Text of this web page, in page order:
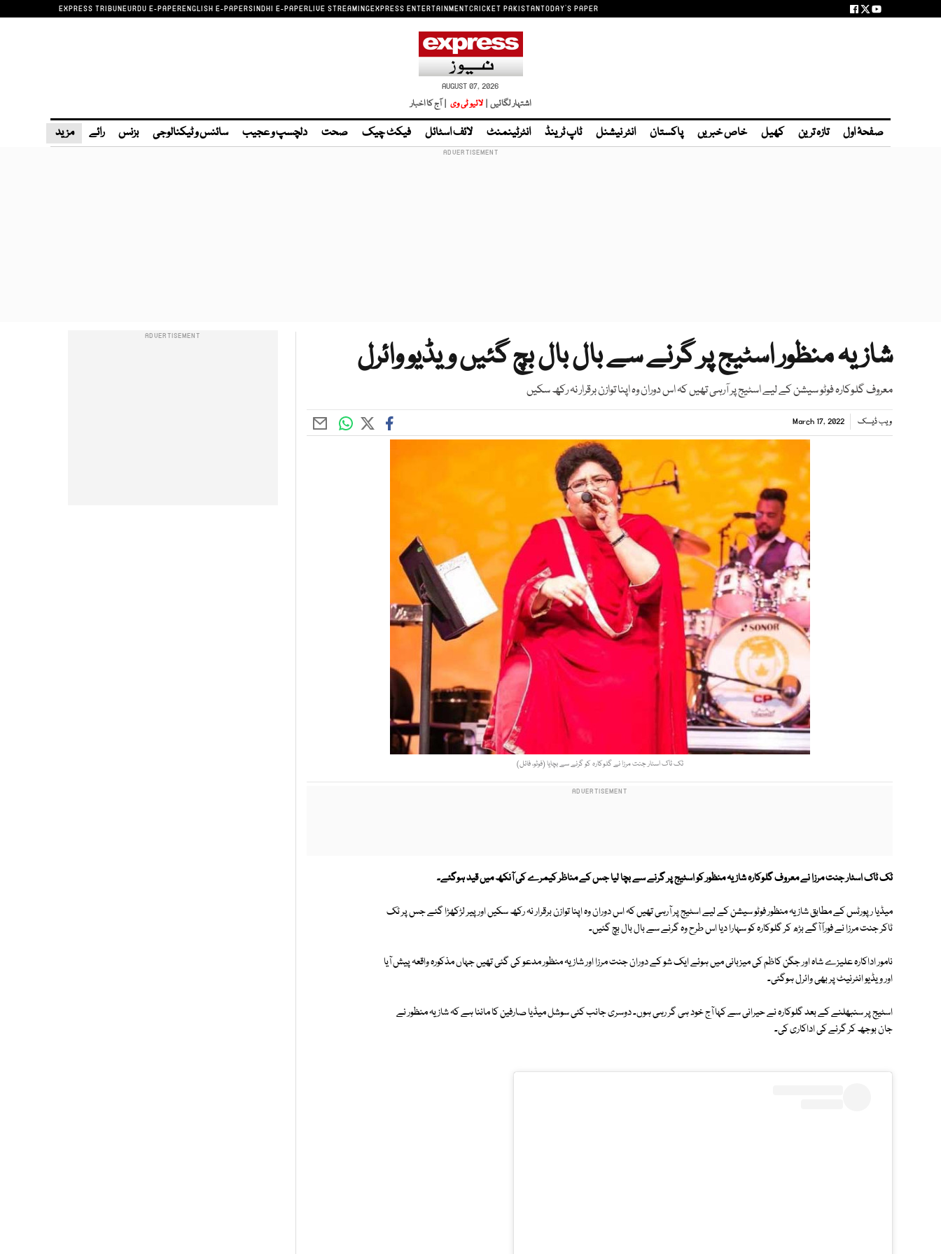
EXPRESS TRIBUNEURDU E-PAPERENGLISH E-PAPERSINDHI E-PAPERLIVE STREAMINGEXPRESS ENTERTAINMENTCRICKET PAKISTANTODAY'S PAPER
AUGUST 07, 2026
اشتہار لگائیں | لائیو ٹی وی | آج کا اخبار
صفحۂ اول تازہ ترین کھیل خاص خبریں پاکستان انٹر نیشنل ٹاپ ٹرینڈ انٹرٹینمنٹ لائف اسٹائل فیکٹ چیک صحت دلچسپ و عجیب سائنس و ٹیکنالوجی بزنس رائے مزید
شازیہ منظور اسٹیج پر گرنے سے بال بال بچ گئیں ویڈیو وائرل
معروف گلوکارہ فوٹو سیشن کے لیے اسٹیج پر آرہی تھیں کہ اس دوران وہ اپنا توازن برقرار نہ رکھ سکیں
ویب ڈیسک March 17, 2022
ٹک ٹاک اسٹار جنت مرزا نے گلوکارہ کو گرنے سے بچایا (فوٹو، فائل)
ٹک ٹاک اسٹار جنت مرزا نے معروف گلوکارہ شازیہ منظور کو اسٹیج پر گرنے سے بچا لیا جس کے مناظر کیمرے کی آنکھ میں قید ہوگئے۔
میڈیا رپورٹس کے مطابق شازیہ منظور فوٹو سیشن کے لیے اسٹیج پر آرہی تھیں کہ اس دوران وہ اپنا توازن برقرار نہ رکھ سکیں اور پیر لڑکھڑا گئے جس پر ٹک
ٹاکر جنت مرزا نے فوراً آگے بڑھ کر گلوکارہ کو سہارا دیا اس طرح وہ گرنے سے بال بال بچ گئیں۔
نامور اداکارہ علیزے شاہ اور جگن کاظم کی میزبانی میں ہوئے ایک شو کے دوران جنت مرزا اور شازیہ منظور مدعو کی گئی تھیں جہاں مذکورہ واقعہ پیش آیا
اور ویڈیو انٹرنیٹ پر بھی وائرل ہوگئی۔
اسٹیج پر سنبھلنے کے بعد گلوکارہ نے حیرانی سے کہا آج خود ہی گر رہی ہوں۔ دوسری جانب کئی سوشل میڈیا صارفین کا ماننا ہے کہ شازیہ منظور نے
جان بوجھ کر گرنے کی اداکاری کی۔